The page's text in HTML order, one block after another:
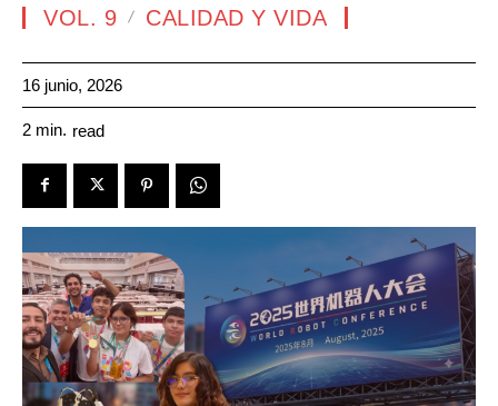
VOL. 9 CALIDAD Y VIDA
16 junio, 2026
2 min. read